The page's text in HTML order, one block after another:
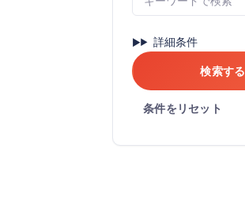
詳細条件
検索する
条件をリセット